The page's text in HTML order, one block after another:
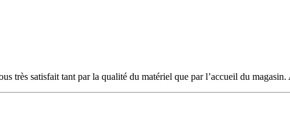
très satisfait tant par la qualité du matériel que par l’accueil du